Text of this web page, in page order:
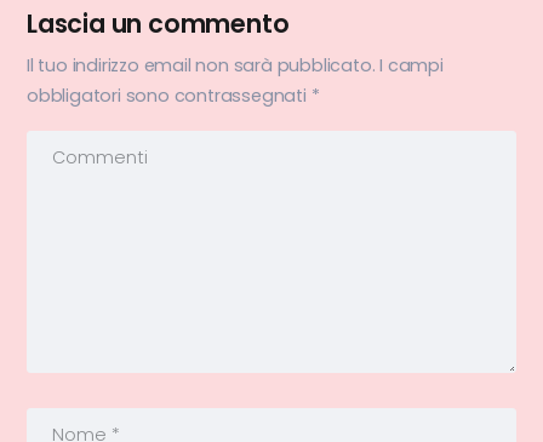
Lascia un commento
Il tuo indirizzo email non sarà pubblicato. I campi
obbligatori sono contrassegnati *